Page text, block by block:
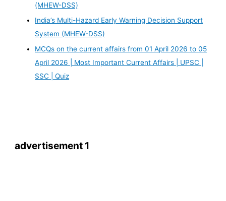
(MHEW-DSS)
India’s Multi-Hazard Early Warning Decision Support
System (MHEW-DSS)
MCQs on the current affairs from 01 April 2026 to 05
April 2026 | Most Important Current Affairs | UPSC |
SSC | Quiz
advertisement 1